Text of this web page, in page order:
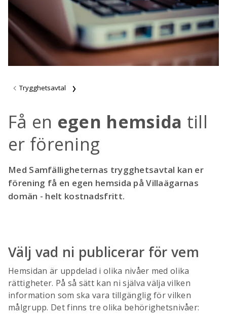
Trygghetsavtal
Få en egen hemsida till
er förening
Med Samfälligheternas trygghetsavtal kan er
förening få en egen hemsida på Villaägarnas
domän - helt kostnadsfritt.
Välj vad ni publicerar för vem
Hemsidan är uppdelad i olika nivåer med olika
rättigheter. På så sätt kan ni själva välja vilken
information som ska vara tillgänglig för vilken
målgrupp. Det finns tre olika behörighetsnivåer: